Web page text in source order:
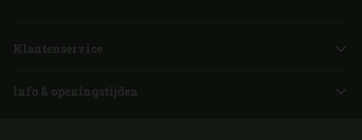
Klantenservice
Info & openingstijden